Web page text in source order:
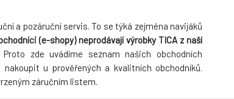
a pozáruční servis. To se týká zejména navijáků
(e-shopy) neprodávají výrobky TICA z naší
Proto zde uvádíme seznam našich obchodních
u prověřených a kvalitních obchodníků.
záručním listem.